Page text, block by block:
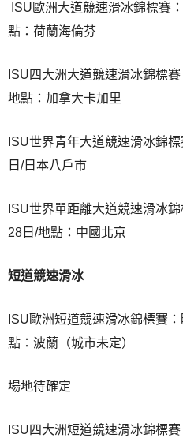
ISU歐洲大道競速滑冰錦標賽
點：荷蘭海倫芬
ISU四大洲大道競速滑冰錦標
地點：加拿大卡加里
ISU世界青年大道競速滑冰錦
日/日本八戶市
ISU世界單距離大道競速滑冰
28日/地點：中國北京
短道競速滑冰
ISU歐洲短道競速滑冰錦標賽
點：波蘭（城市未定）
場地待確定
ISU四大洲短道競速滑冰錦標